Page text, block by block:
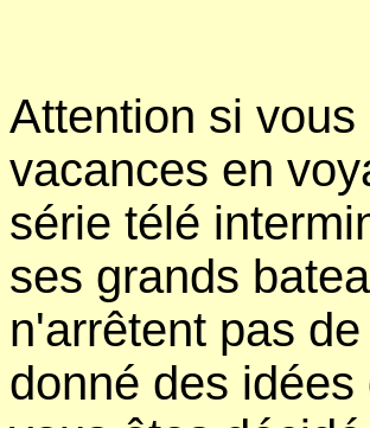
Attention si
vacances en
série télé
ses grands
n'arrêtent pas
donné des